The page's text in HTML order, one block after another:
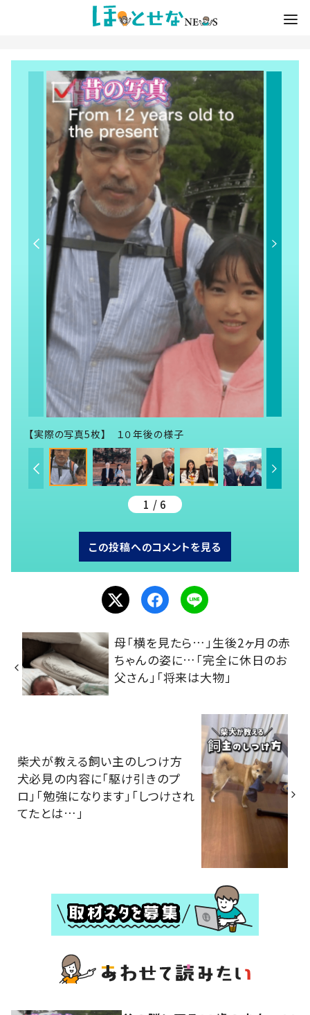
【実際の写真5枚】 １０年後の様子
1 / 6
この投稿へのコメントを見る
母「横を見たら…」生後2ヶ月の赤
ちゃんの姿に…「完全に休日のお
父さん」「将来は大物」
柴犬が教える飼い主のしつけ方
犬必見の内容に「駆け引きのプ
ロ」「勉強になります」「しつけされ
てたとは…」